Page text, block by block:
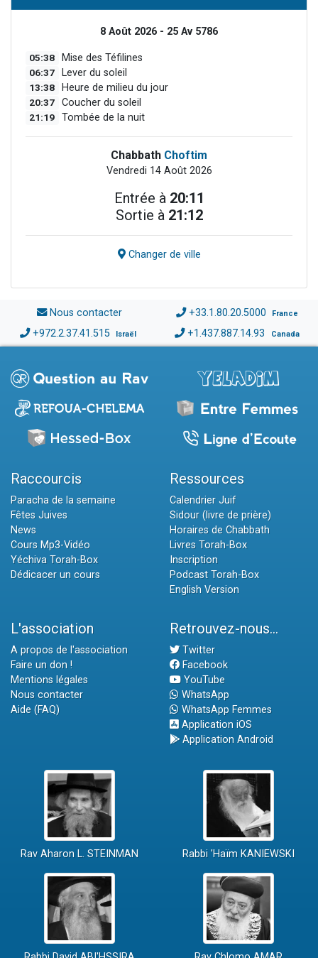
8 Août 2026 - 25 Av 5786
05:38 Mise des Téfilines
06:37 Lever du soleil
13:38 Heure de milieu du jour
20:37 Coucher du soleil
21:19 Tombée de la nuit
Chabbath Choftim
Vendredi 14 Août 2026
Entrée à 20:11
Sortie à 21:12
Changer de ville
Nous contacter +33.1.80.20.5000 France
+972.2.37.41.515 Israël +1.437.887.14.93 Canada
Raccourcis
Paracha de la semaine
Fêtes Juives
News
Cours Mp3-Vidéo
Yéchiva Torah-Box
Dédicacer un cours
Ressources
Calendrier Juif
Sidour (livre de prière)
Horaires de Chabbath
Livres Torah-Box
Inscription
Podcast Torah-Box
English Version
L'association
A propos de l'association
Faire un don !
Mentions légales
Nous contacter
Aide (FAQ)
Retrouvez-nous...
Twitter
Facebook
YouTube
WhatsApp
WhatsApp Femmes
Application iOS
Application Android
Rav Aharon L. STEINMAN Rabbi 'Haïm KANIEWSKI